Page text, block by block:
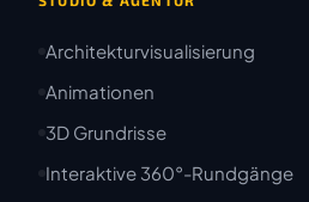
Architekturvisualisierung
Animationen
3D Grundrisse
Interaktive 360°-Rundgänge